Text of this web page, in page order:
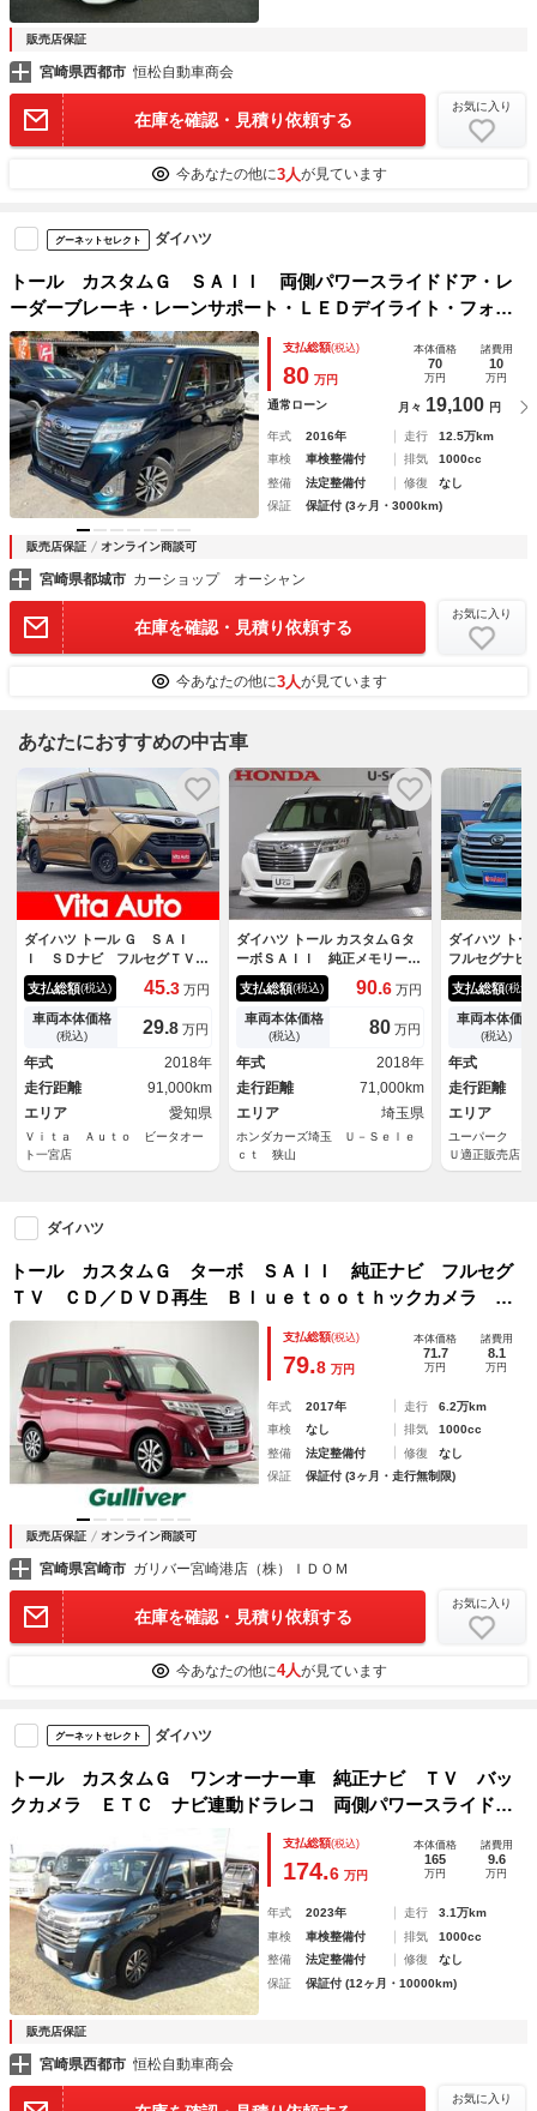
販売店保証
宮崎県西都市 恒松自動車商会
在庫を確認・見積り依頼する
お気に入り
今あなたの他に3人が見ています
グーネットセレクト ダイハツ
トール カスタムＧ ＳＡＩＩ 両側パワースライドドア・レ
ーダーブレーキ・レーンサポート・ＬＥＤデイライト・フォ
グ・ナビ・ＴＶ・ブルートゥース・フロント・サイド・バック
カメラ・純正ＡＷ・エアロ・ＥＴＣ・シートヒーター・ロール
シェード
支払総額(税込)
80 万円
本体価格
70
万円
諸費用
10
万円
通常ローン 月々 19,100 円
年式 2016年 走行
12.5万km
車検
車検整備付 排気
1000cc
整備
法定整備付 修復
なし
保証
保証付 (3ヶ月・3000km)
販売店保証 オンライン商談可
宮崎県都城市 カーショップ オーシャン
在庫を確認・見積り依頼する
お気に入り
今あなたの他に3人が見ています
あなたにおすすめの中古車
ダイハツ トール Ｇ ＳＡＩ
Ｉ ＳＤナビ フルセグＴＶ
リアカメラ スマートキー Ｌ
ＥＤヘッドライト 衝突軽減ブ
レーキ 両側パワスラ Ｂｌｕ
ｅｔｏｏｔｈ クルコン 純正
１５インチ鉄
支払総額(税込) 45.3 万円
車両本体価格
(税込) 29.8 万円
年式
2018年
走行距離
91,000km
エリア
愛知県
Ｖｉｔａ Ａｕｔｏ ビータオー
ト一宮店
ダイハツ トール カスタムＧタ
ーボＳＡＩＩ 純正メモリーナ
ビＢｌｕｅｔｏｏｔｈドラレコ
ＥＴＣＲカメラ 誤発進抑制装
置 電動ミラー 両側オートス
ライドドア 横滑り防止 ヘッ
ドライトＬＥＤ ＥＴＣ車載
器 バックモニター ターボ
車 キーフリー 記録簿
支払総額(税込) 90.6 万円
車両本体価格
(税込) 80 万円
年式
2018年
走行距離
71,000km
エリア
埼玉県
ホンダカーズ埼玉 Ｕ－Ｓｅｌｅ
ｃｔ 狭山
ダイハツ ト
フルセグナビ
ＢＴオーディ
両側自動ドア
フォグＬＥＤ
ート・シート
ー・ＡＣＣ・
本革ステアリ
支払総額(税込)
車両本体価格
(税込)
年式
走行距離
エリア
ユーパーク ス
Ｕ適正販売店
ダイハツ
トール カスタムＧ ターボ ＳＡＩＩ 純正ナビ フルセグ
ＴＶ ＣＤ／ＤＶＤ再生 Ｂｌｕｅｔｏｏｔｈックカメラ 両
側パワースライドドア ＥＴＣ ドライブレコーダー 衝突軽
減ブレーキ 横滑り防止機能 ＬＥＤ フォグ クルーズコン
トロール
支払総額(税込)
79.8 万円
本体価格
71.7
万円
諸費用
8.1
万円
年式 2017年 走行
6.2万km
車検
なし 排気
1000cc
整備
法定整備付 修復
なし
保証
保証付 (3ヶ月・走行無制限)
販売店保証 オンライン商談可
宮崎県宮崎市 ガリバー宮崎港店（株）ＩＤＯＭ
在庫を確認・見積り依頼する
お気に入り
今あなたの他に4人が見ています
グーネットセレクト ダイハツ
トール カスタムＧ ワンオーナー車 純正ナビ ＴＶ バッ
クカメラ ＥＴＣ ナビ連動ドラレコ 両側パワースライドド
ア スマートキー クリアランスソナー
支払総額(税込)
174.6 万円
本体価格
165
万円
諸費用
9.6
万円
年式 2023年 走行
3.1万km
車検
車検整備付 排気
1000cc
整備
法定整備付 修復
なし
保証
保証付 (12ヶ月・10000km)
販売店保証
宮崎県西都市 恒松自動車商会
お気に入り